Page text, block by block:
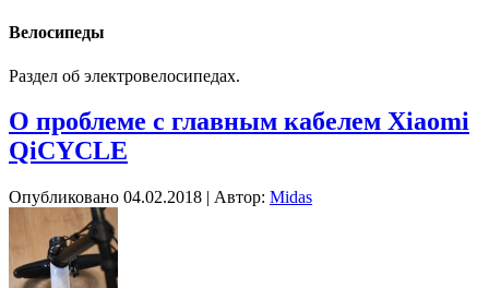
Велосипеды
Раздел об электровелосипедах.
О проблеме с главным кабелем Xiaomi
QiCYCLE
Опубликовано 04.02.2018 | Автор: Midas